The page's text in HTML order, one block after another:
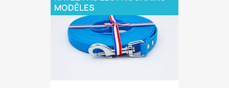
MODÈLES